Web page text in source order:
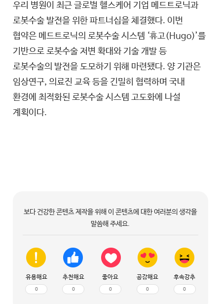
우리 병원이 최근 글로벌 헬스케어 기업 메드트로닉과
로봇수술 발전을 위한 파트너십을 체결했다. 이번
협약은 메드트로닉의 로봇수술 시스템 ‘휴고(Hugo)’를
기반으로 로봇수술 저변 확대와 기술 개발 등
로봇수술의 발전을 도모하기 위해 마련됐다. 양 기관은
임상연구, 의료진 교육 등을 긴밀히 협력하며 국내
환경에 최적화된 로봇수술 시스템 고도화에 나설
계획이다.
보다 건강한 콘텐츠 제작을 위해 이 콘텐츠에 대한 여러분의 생각을
말씀해 주세요.
유용해요
0
추천해요
0
좋아요
0
공감해요
0
후속강추
0